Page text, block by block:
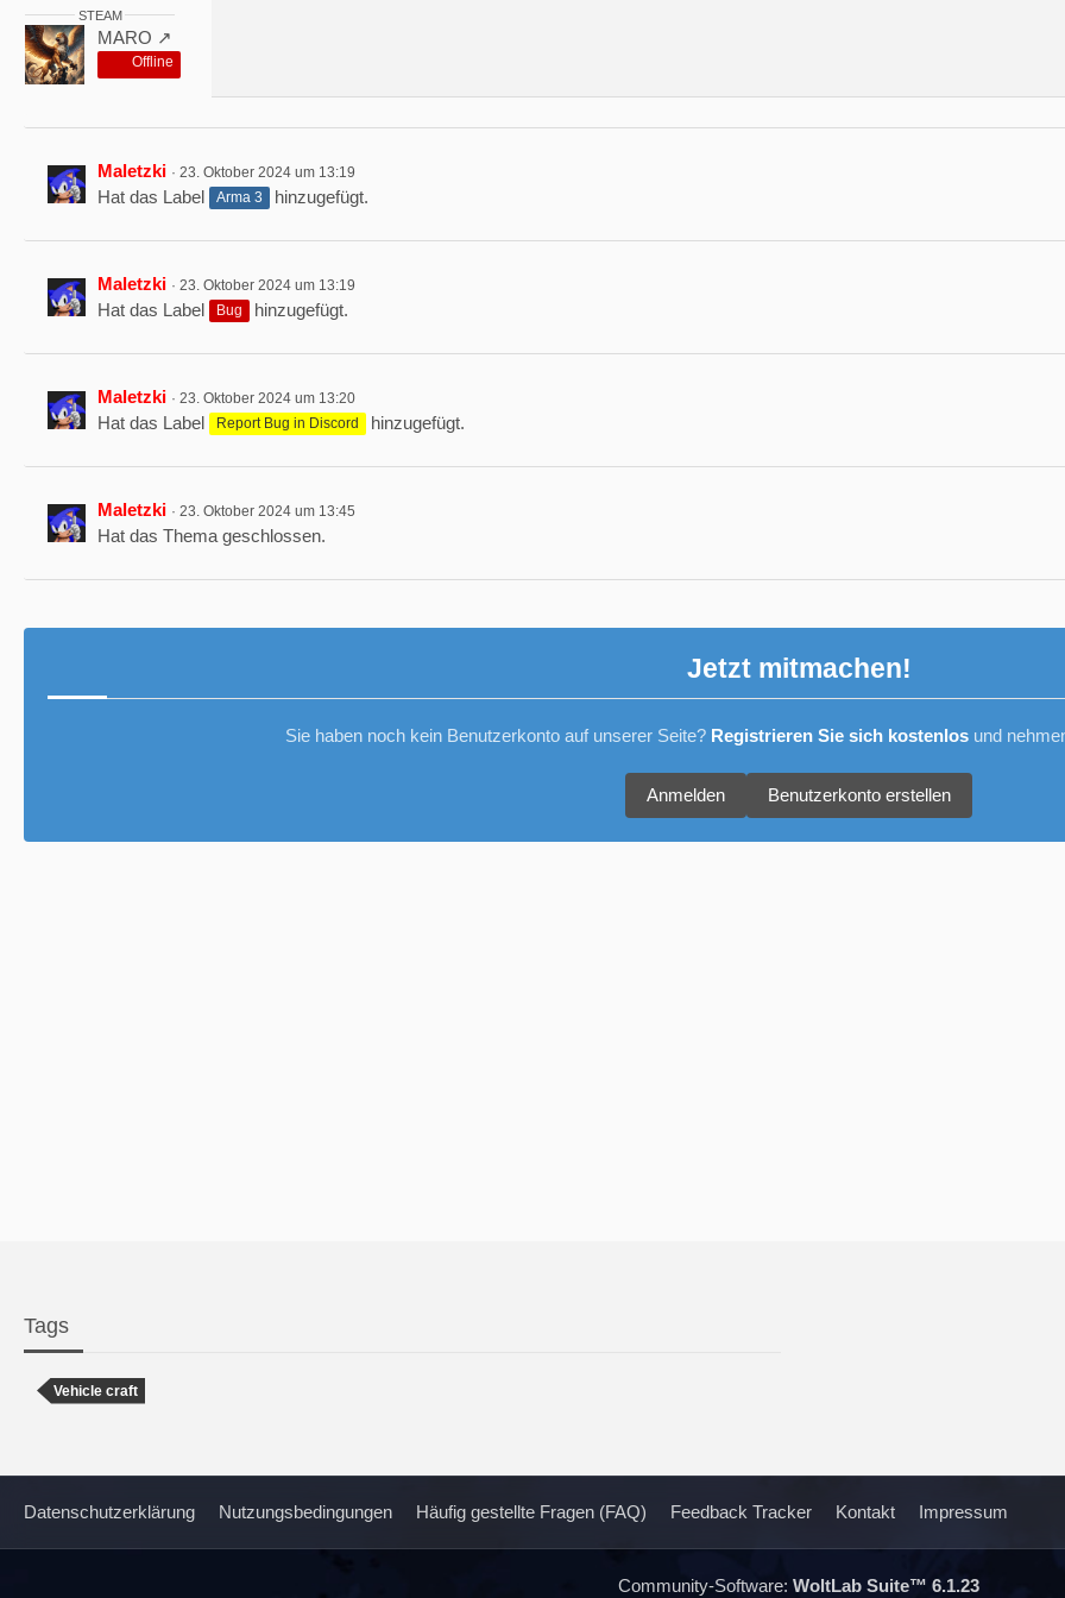
STEAM
MARO
Offline
Maletzki 23. Oktober 2024 um 13:19
Hat das Label Arma 3 hinzugefügt.
Maletzki 23. Oktober 2024 um 13:19
Hat das Label Bug hinzugefügt.
Maletzki 23. Oktober 2024 um 13:20
Hat das Label Report Bug in Discord hinzugefügt.
Maletzki 23. Oktober 2024 um 13:45
Hat das Thema geschlossen.
Jetzt mitmachen!
Sie haben noch kein Benutzerkonto auf unserer Seite? Registrieren Sie sich kostenlosund
Benutzerkonto erstellen
Anmelden
Tags
Vehicle craft
Datenschutzerklärung Nutzungsbedingungen Häufig gestellte Fragen (FAQ) Feedback Tracker Kontakt Impressum
Community-Software: WoltLab Suite™ 6.1.23